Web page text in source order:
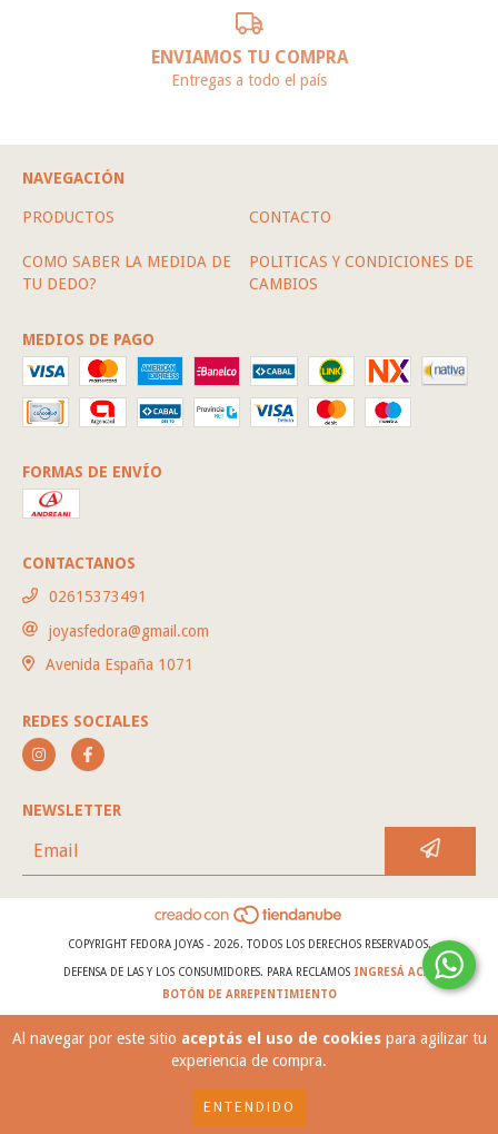
Al navegar por este sitio aceptás el uso de cookiespara agilizar tu
experiencia de compra.
ENTENDIDO
ENVIAMOS TU COMPRA
Entregas a todo el país
NAVEGACIÓN
PRODUCTOS CONTACTO
COMO SABER LA MEDIDA DE
TU DEDO?
POLITICAS Y CONDICIONES DE
CAMBIOS
MEDIOS DE PAGO
FORMAS DE ENVÍO
CONTACTANOS
02615373491
joyasfedora@gmail.com
Avenida España 1071
REDES SOCIALES
NEWSLETTER
COPYRIGHT FEDORA JOYAS - 2026. TODOS LOS DERECHOS RESERVADOS.
DEFENSA DE LAS Y LOS CONSUMIDORES. PARA RECLAMOS INGRESÁ ACÁ.
BOTÓN DE ARREPENTIMIENTO